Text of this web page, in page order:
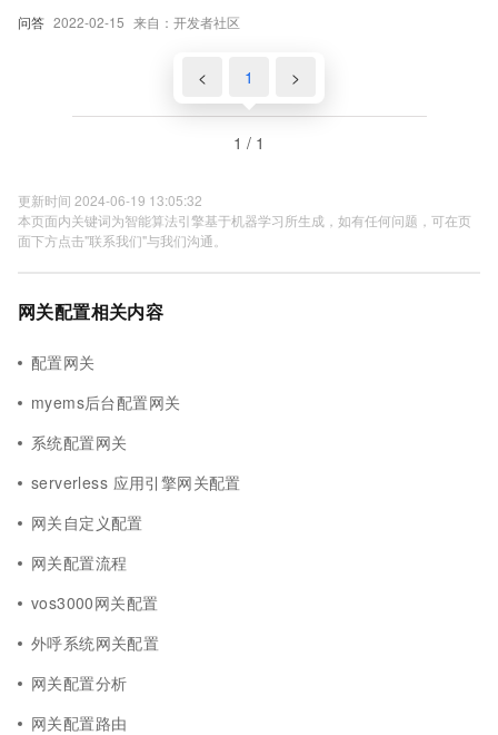
问答 2022-02-15 来自：开发者社区
< 1 >
1 / 1
更新时间 2024-06-19 13:05:32
本页面内关键词为智能算法引擎基于机器学习所生成，如有任何问题，可在页
面下方点击"联系我们"与我们沟通。
网关配置相关内容
配置网关
myems后台配置网关
系统配置网关
serverless 应用引擎网关配置
网关自定义配置
网关配置流程
vos3000网关配置
外呼系统网关配置
网关配置分析
网关配置路由